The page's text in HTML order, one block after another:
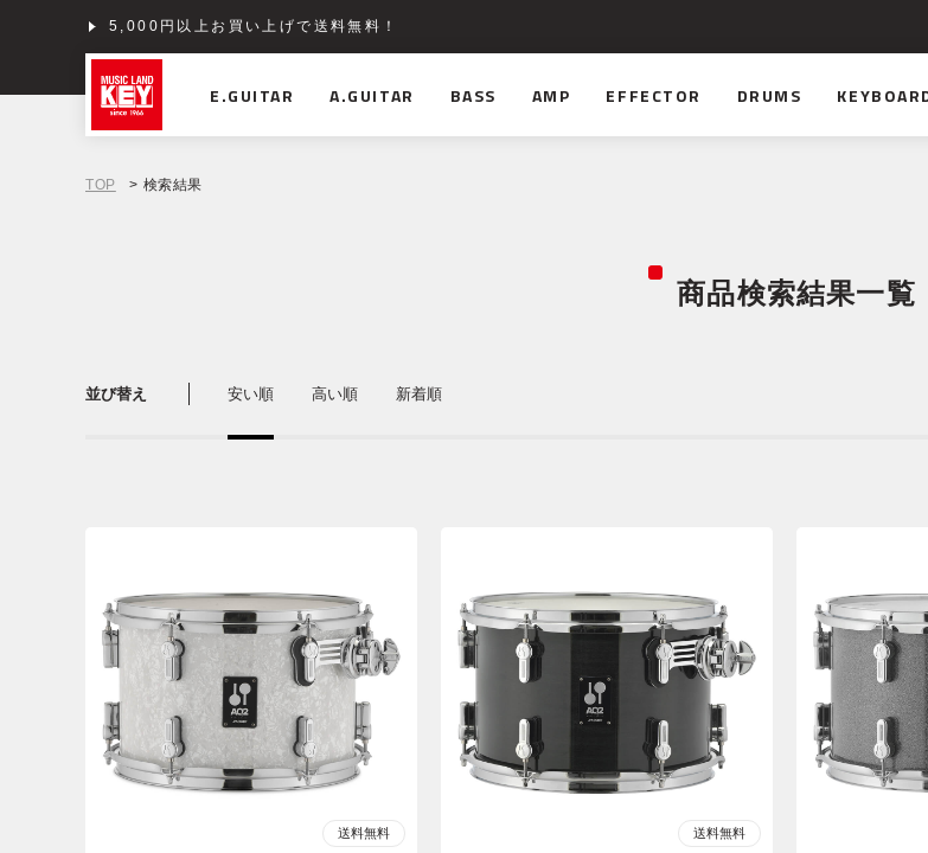
5,000円以上お買い上げで送料無料！
ショッピングクレジット分割48回払いまで金利手数料無料！
E.GUITAR A.GUITAR BASS AMP EFFECTOR DRUMS
TOP > 検索結果
商品検索結果一覧
並び替え 安い順 高い順 新着順